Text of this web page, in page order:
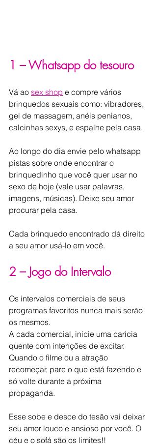
1 – Whatsapp do tesouro
Vá ao sex shop e compre vários
brinquedos sexuais como: vibradores,
gel de massagem, anéis penianos,
calcinhas sexys, e espalhe pela casa.
Ao longo do dia envie pelo whatsapp
pistas sobre onde encontrar o
brinquedinho que você quer usar no
sexo de hoje (vale usar palavras,
imagens, músicas). Deixe seu amor
procurar pela casa.
Cada brinquedo encontrado dá direito
a seu amor usá-lo em você.
2 – Jogo do Intervalo
Os intervalos comerciais de seus
programas favoritos nunca mais serão
os mesmos.
A cada comercial, inicie uma carícia
quente com intenções de excitar.
Quando o filme ou a atração
recomeçar, pare o que está fazendo e
só volte durante a próxima
propaganda.
Esse sobe e desce do tesão vai deixar
seu amor louco e ansioso por você. O
céu e o sofá são os limites!!